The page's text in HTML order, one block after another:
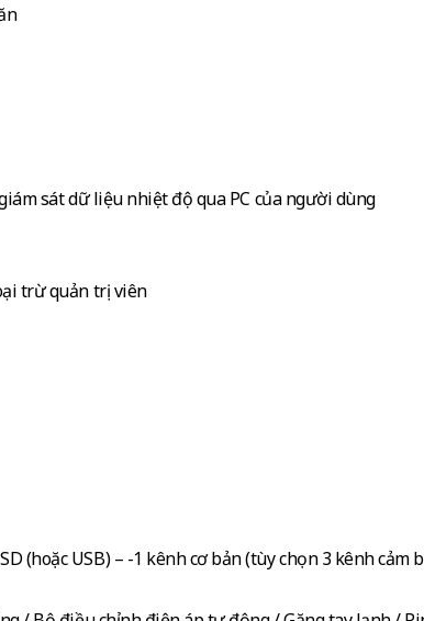
sát dữ liệu nhiệt độ qua PC của người dùng
trừ quản trị viên
(hoặc USB) – -1 kênh cơ bản (tùy chọn 3 kênh cảm